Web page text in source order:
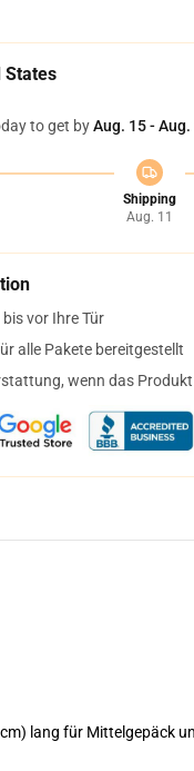
States
to get byAug. 15 - Aug.
Shipping
Aug. 11
vor Ihre Tür
alle Pakete bereitgestellt
wenn das
lang für Mittelgepäck